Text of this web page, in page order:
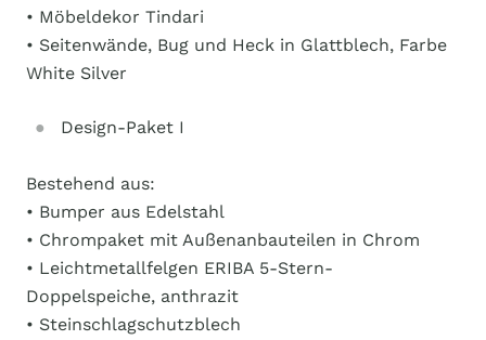
• Möbeldekor Tindari
• Seitenwände, Bug und Heck in Glattblech, Farbe
White Silver
Design-Paket I
Bestehend aus:
• Bumper aus Edelstahl
• Chrompaket mit Außenanbauteilen in Chrom
• Leichtmetallfelgen ERIBA 5-Stern-
Doppelspeiche, anthrazit
• Steinschlagschutzblech